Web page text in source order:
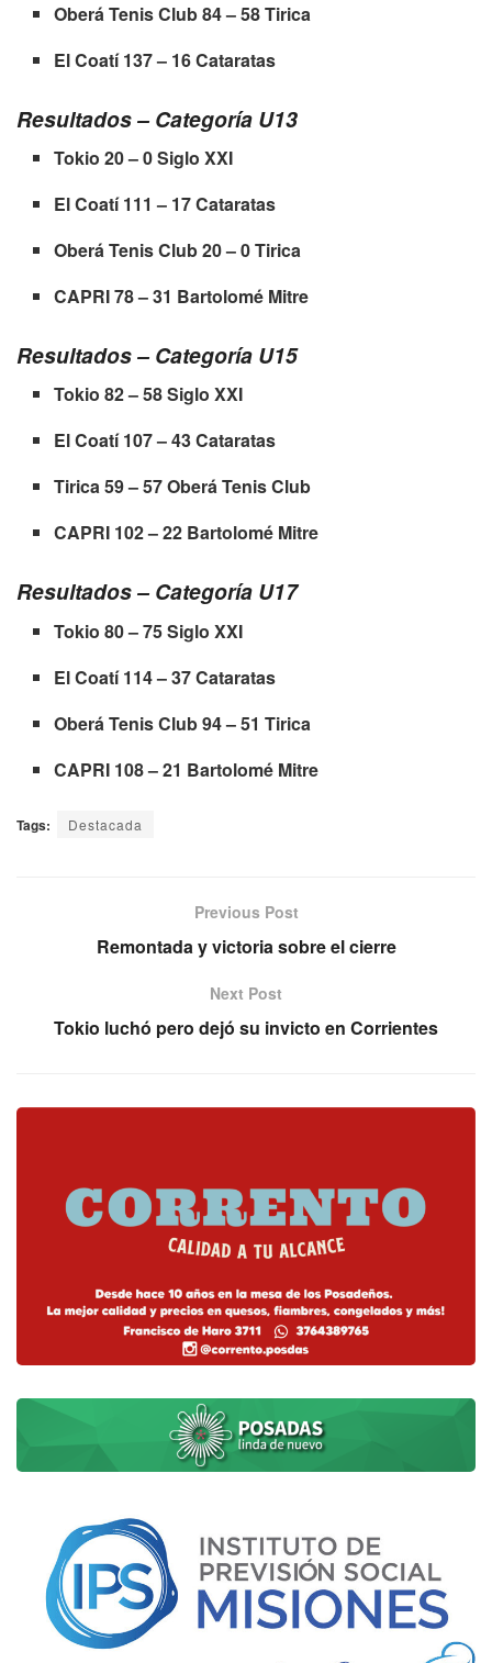
Oberá Tenis Club 84 – 58 Tirica
El Coatí 137 – 16 Cataratas
Resultados – Categoría U13
Tokio 20 – 0 Siglo XXI
El Coatí 111 – 17 Cataratas
Oberá Tenis Club 20 – 0 Tirica
CAPRI 78 – 31 Bartolomé Mitre
Resultados – Categoría U15
Tokio 82 – 58 Siglo XXI
El Coatí 107 – 43 Cataratas
Tirica 59 – 57 Oberá Tenis Club
CAPRI 102 – 22 Bartolomé Mitre
Resultados – Categoría U17
Tokio 80 – 75 Siglo XXI
El Coatí 114 – 37 Cataratas
Oberá Tenis Club 94 – 51 Tirica
CAPRI 108 – 21 Bartolomé Mitre
Tags: Destacada
Previous Post
Remontada y victoria sobre el cierre
Next Post
Tokio luchó pero dejó su invicto en Corrientes